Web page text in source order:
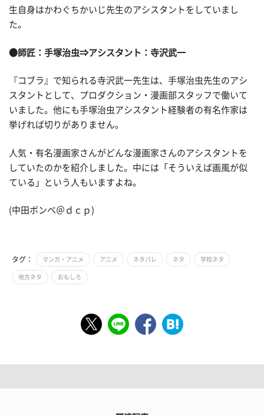
生自身はかわぐちかいじ先生のアシスタントをしていまし
た。
●師匠：手塚治虫⇒アシスタント：寺沢武一
『コブラ』で知られる寺沢武一先生は、手塚治虫先生のアシ
スタントとして、プロダクション・漫画部スタッフで働いて
いました。他にも手塚治虫アシスタント経験者の有名作家は
挙げれば切りがありません。
人気・有名漫画家さんがどんな漫画家さんのアシスタントを
していたのかを紹介しました。中には「そういえば画風が似
ている」という人もいますよね。
(中田ボンベ＠ｄｃｐ)
タグ： マンガ・アニメ アニメ ネタバレ ネタ 学校ネタ
地方ネタ おもしろ